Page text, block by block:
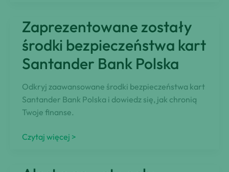
Zablokuj
kartę
BNP
Paribas
Zaprezentowane zostały
środki bezpieczeństwa kart
Santander Bank Polska
Odkryj zaawansowane środki bezpieczeństwa kart
Santander Bank Polska i dowiedz się, jak chronią
Twoje finanse.
Zaprezentowane
Czytaj więcej >